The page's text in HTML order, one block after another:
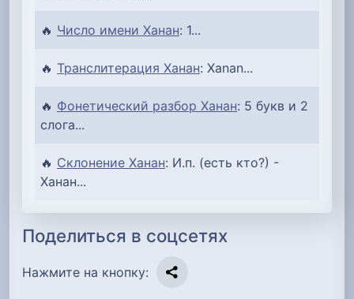
🔥 Число имени Ханан: 1...
🔥 Транслитерация Ханан: Xanan...
🔥 Фонетический разбор Ханан: 5 букв и 2
слога...
🔥 Склонение Ханан: И.п. (есть кто?) -
Ханан...
Поделиться в соцсетях
Нажмите на кнопку: